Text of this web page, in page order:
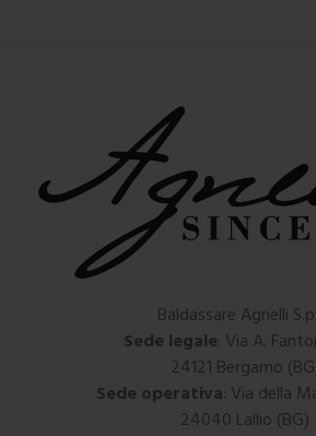
Baldassare Agnelli
Sede legale: Via A.
24121 Bergamo
Sede operativa: Via della
24040 Lallio (BG)